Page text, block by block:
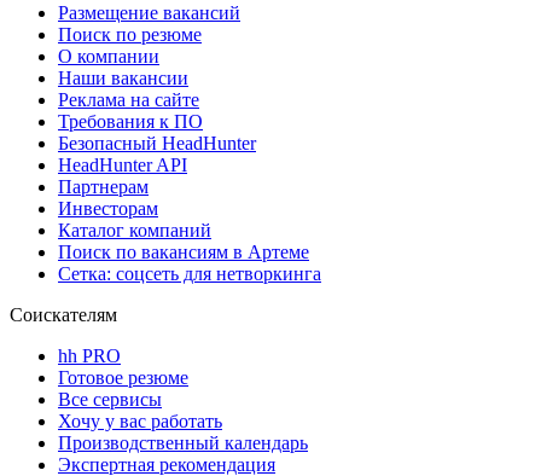
Размещение вакансий
Поиск по резюме
О компании
Наши вакансии
Реклама на сайте
Требования к ПО
Безопасный HeadHunter
HeadHunter API
Партнерам
Инвесторам
Каталог компаний
Поиск по вакансиям в Артеме
Сетка: соцсеть для нетворкинга
Соискателям
hh PRO
Готовое резюме
Все сервисы
Хочу у вас работать
Производственный календарь
Экспертная рекомендация